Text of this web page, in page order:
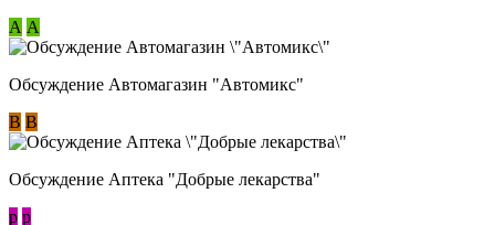
А А
Обсуждение Автомагазин "Автомикс"
В В
Обсуждение Аптека "Добрые лекарства"
p p